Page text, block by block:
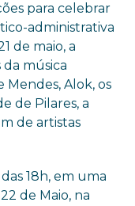
para celebrar
administrativa
de maio, a
música
Mendes, Alok, os
de Pilares, a
de artistas
18h, em uma
de Maio, na